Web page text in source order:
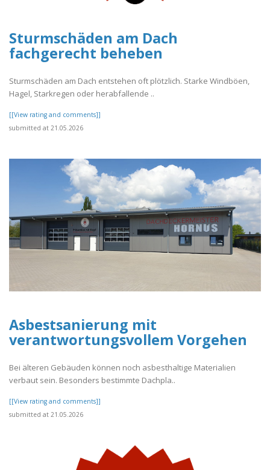
Sturmschäden am Dach
fachgerecht beheben
Sturmschäden am Dach entstehen oft plötzlich. Starke Windböen,
Hagel, Starkregen oder herabfallende ..
[[View rating and comments]]
submitted at 21.05.2026
Asbestsanierung mit
verantwortungsvollem Vorgehen
Bei älteren Gebäuden können noch asbesthaltige Materialien
verbaut sein. Besonders bestimmte Dachpla..
[[View rating and comments]]
submitted at 21.05.2026